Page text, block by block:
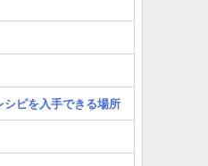
シピを入手できる場所